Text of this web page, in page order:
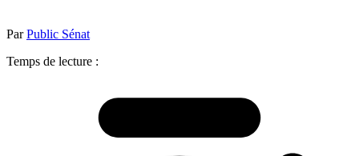
ParPublic Sénat
Temps de lecture :